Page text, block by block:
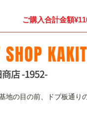
ご購入合計金額
地の目の前、ドブ板通り